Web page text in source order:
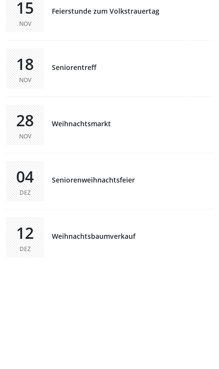
15
NOV
Feierstunde zum Volkstrauertag
18
NOV
Seniorentreff
28
NOV
Weihnachtsmarkt
04
DEZ
Seniorenweihnachtsfeier
12
DEZ
Weihnachtsbaumverkauf